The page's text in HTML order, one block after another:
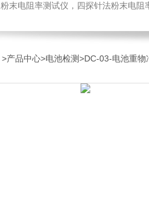
粉末电阻率测试仪，四探针法粉末电阻率仪，压实密度仪，炭块电
>产品中心>电池检测>DC-03-电池重物